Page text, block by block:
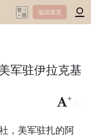
返回首页
军驻伊拉克基
+
，美军驻扎的阿